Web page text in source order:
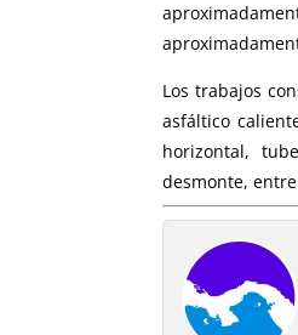
Los trabajos
asfáltico
horizontal,
desmonte,